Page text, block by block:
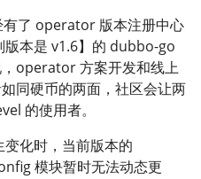
了 operator 版本注册中心
版本是 v1.6】的 dubbo-go
operator 方案开发和线上
同硬币的两面，社区会让两
的使用者。
化时，当前版本的
模块暂时无法动态更